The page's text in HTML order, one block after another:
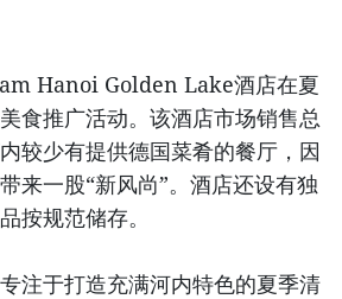
Hanoi Golden Lake酒店在夏
食推广活动。该酒店市场销售总
较少有提供德国菜肴的餐厅，因
来一股“新风尚”。酒店还设有独
按规范储存。
注于打造充满河内特色的夏季清